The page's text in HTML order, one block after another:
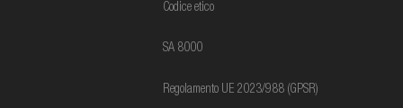
Codice etico
SA 8000
Regolamento UE 2023/988 (GPSR)